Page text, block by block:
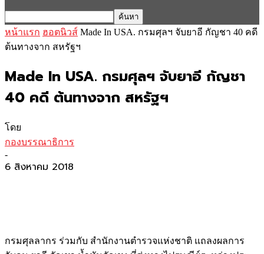
หน้าแรก ฮอตนิวส์ Made In USA. กรมศุลฯ จับยาอี กัญชา 40 คดี
ต้นทางจาก สหรัฐฯ
Made In USA. กรมศุลฯ จับยาอี กัญชา
40 คดี ต้นทางจาก สหรัฐฯ
โดย
กองบรรณาธิการ
-
6 สิงหาคม 2018
กรมศุลลากร ร่วมกับ สำนักงานตำรวจแห่งชาติ แถลงผลการ